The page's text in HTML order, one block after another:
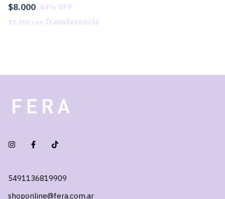
$8.000 44% OFF
$7.200 con
5491136819909
shoponline@fera.com.ar